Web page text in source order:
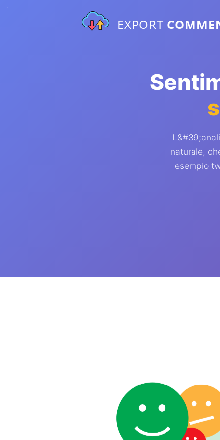
EXPORT
naturale,
esempio